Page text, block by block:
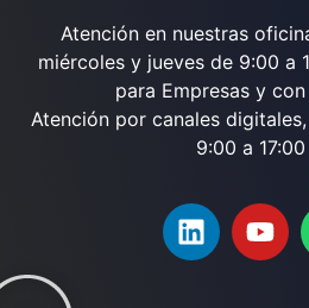
Atención en nuestras
miércoles y jueves de 9:00 a
para Empresas y
Atención por canales
9:00 a 17:00